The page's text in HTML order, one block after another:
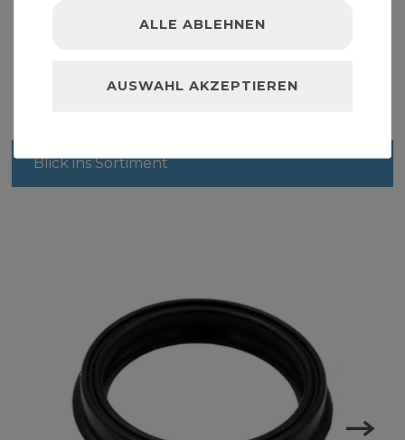
| 4,66 € / Meter
Blick ins Sortiment
ALLE ABLEHNEN
AUSWAHL AKZEPTIEREN